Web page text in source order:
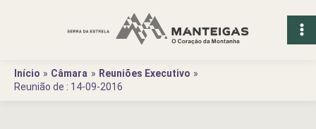
Início
Câmara
Reuniões Executivo
Reunião de : 14-09-2016